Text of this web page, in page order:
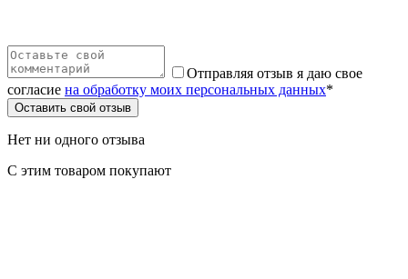
Отправляя отзыв я даю свое
согласие на обработку моих персональных данных*
Оставить свой отзыв
Нет ни одного отзыва
С этим товаром покупают